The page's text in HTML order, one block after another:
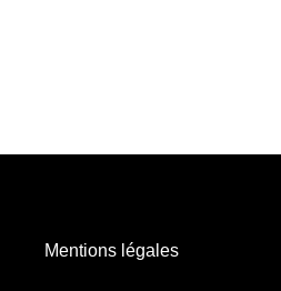
Mentions légales